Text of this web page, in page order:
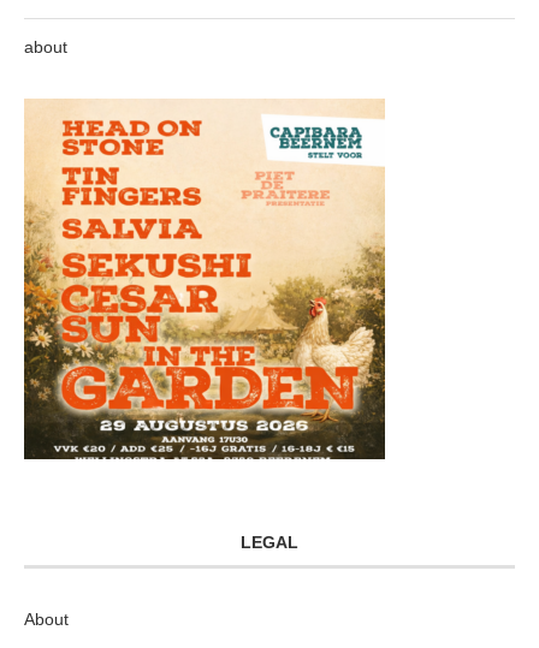
about
LEGAL
About